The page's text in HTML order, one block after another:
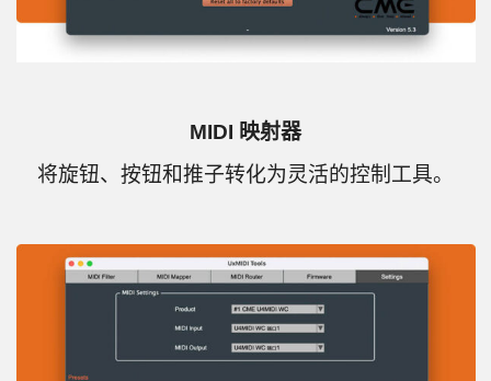
MIDI 映射器
将旋钮、按钮和推子转化为灵活的控制工具。